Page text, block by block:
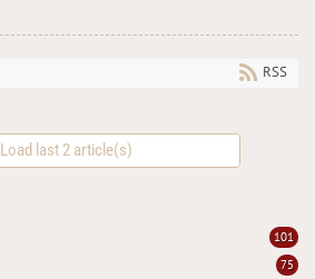
RSS
Load last 2 article(s)
101
75